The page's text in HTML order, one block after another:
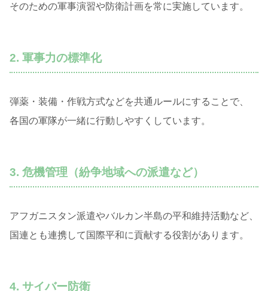
そのための軍事演習や防衛計画を常に実施しています。
2. 軍事力の標準化
弾薬・装備・作戦方式などを共通ルールにすることで、
各国の軍隊が一緒に行動しやすくしています。
3. 危機管理（紛争地域への派遣など）
アフガニスタン派遣やバルカン半島の平和維持活動など、
国連とも連携して国際平和に貢献する役割があります。
4. サイバー防衛